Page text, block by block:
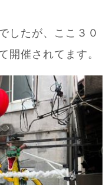
したが、ここ３０
開催されてます。